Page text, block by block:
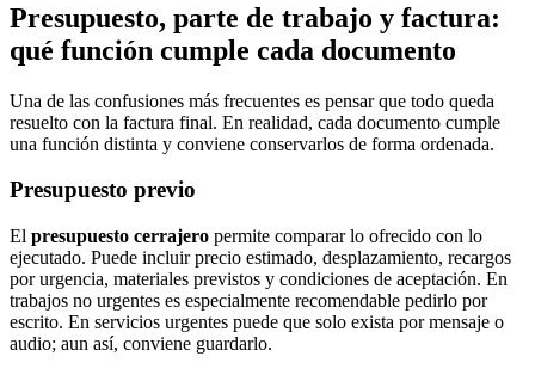
Presupuesto, parte de trabajo y factura:
qué función cumple cada documento
Una de las confusiones más frecuentes es pensar que todo queda
resuelto con la factura final. En realidad, cada documento cumple
una función distinta y conviene conservarlos de forma ordenada.
Presupuesto previo
El presupuesto cerrajero permite comparar lo ofrecido con lo
ejecutado. Puede incluir precio estimado, desplazamiento, recargos
por urgencia, materiales previstos y condiciones de aceptación. En
trabajos no urgentes es especialmente recomendable pedirlo por
escrito. En servicios urgentes puede que solo exista por mensaje o
audio; aun así, conviene guardarlo.